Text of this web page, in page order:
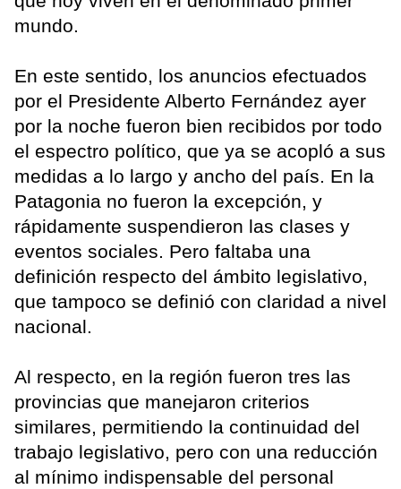
mundo.
En este sentido, los anuncios efectuados
por el Presidente Alberto Fernández ayer
por la noche fueron bien recibidos por todo
el espectro político, que ya se acopló a sus
medidas a lo largo y ancho del país. En la
Patagonia no fueron la excepción, y
rápidamente suspendieron las clases y
eventos sociales. Pero faltaba una
definición respecto del ámbito legislativo,
que tampoco se definió con claridad a nivel
nacional.
Al respecto, en la región fueron tres las
provincias que manejaron criterios
similares, permitiendo la continuidad del
trabajo legislativo, pero con una reducción
al mínimo indispensable del personal